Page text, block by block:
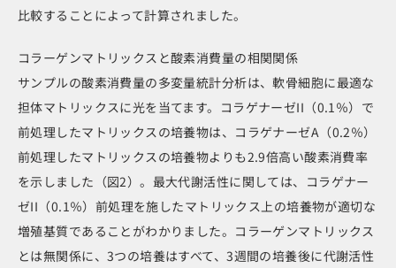
比較することによって計算されました。
コラーゲンマトリックスと酸素消費量の相関関係
サンプルの酸素消費量の多変量統計分析は、軟骨細胞に最適な
担体マトリックスに光を当てます。コラゲナーゼII（0.1％）で
前処理したマトリックスの培養物は、コラゲナーゼA（0.2％）
前処理したマトリックスの培養物よりも2.9倍高い酸素消費率
を示しました（図2）。最大代謝活性に関しては、コラゲナー
ゼII（0.1％）前処理を施したマトリックス上の培養物が適切な
増殖基質であることがわかりました。コラーゲンマトリックス
とは無関係に、3つの培養はすべて、3週間の培養後に代謝活性